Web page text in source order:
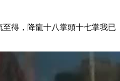
得，降龍十八掌頭十七掌我已